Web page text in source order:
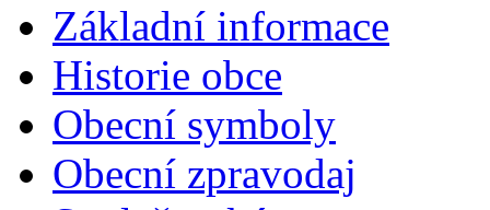
Základní informace
Historie obce
Obecní symboly
Obecní zpravodaj